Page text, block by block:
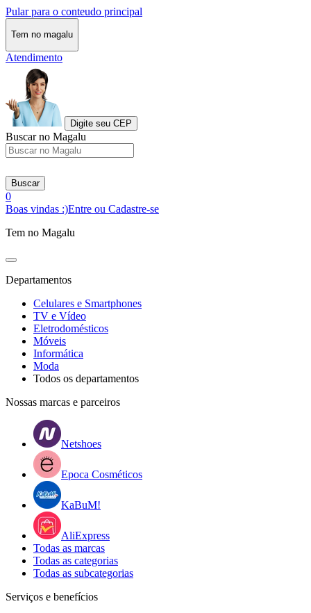
Pular para o conteudo principal
Tem no magalu
Atendimento
Digite seu CEP
Buscar no Magalu
Buscar
0
Boas vindas :)Entre ou Cadastre-se
Tem no Magalu
Departamentos
Celulares e Smartphones
TV e Vídeo
Eletrodomésticos
Móveis
Informática
Moda
Todos os departamentos
Nossas marcas e parceiros
Netshoes
Epoca Cosméticos
KaBuM!
AliExpress
Todas as marcas
Todas as categorias
Todas as subcategorias
Serviços e benefícios